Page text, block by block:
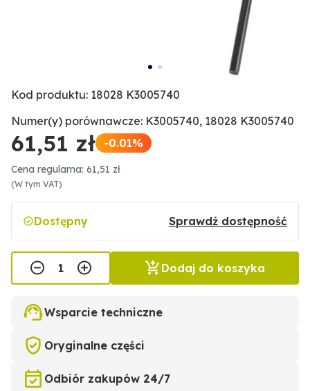
Kod produktu: 18028 K3005740
Numer(y) porównawcze: K3005740, 18028 K3005740
61,51 zł -0.01%
Cena regularna: 61,51 zł
(W tym VAT)
Dostępny Sprawdź dostępność
Dodaj do koszyka
Wsparcie techniczne
Oryginalne części
Odbiór zakupów 24/7